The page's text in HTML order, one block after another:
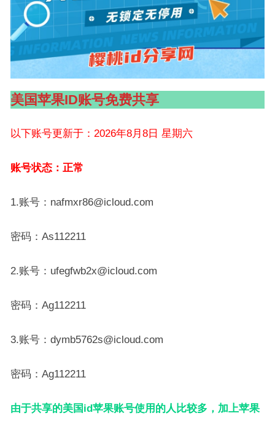
美国苹果ID账号免费共享
以下账号更新于：2026年8月8日 星期六
账号状态：正常
1.账号：nafmxr86@icloud.com
密码：As112211
2.账号：ufegfwb2x@icloud.com
密码：Ag112211
3.账号：dymb5762s@icloud.com
密码：Ag112211
由于共享的美国id苹果账号使用的人比较多，加上苹果